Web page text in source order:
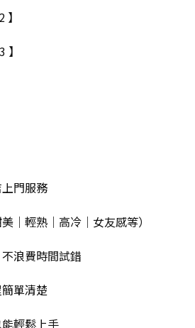
門服務
｜輕熟｜高冷｜女友感等）
浪費時間試錯
單清楚
輕鬆上手